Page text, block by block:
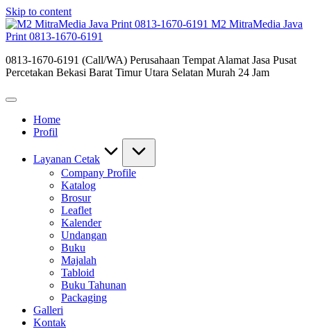
Skip to content
M2 MitraMedia Java
Print 0813-1670-6191
0813-1670-6191 (Call/WA) Perusahaan Tempat Alamat Jasa Pusat
Percetakan Bekasi Barat Timur Utara Selatan Murah 24 Jam
Home
Profil
Layanan Cetak
Company Profile
Katalog
Brosur
Leaflet
Kalender
Undangan
Buku
Majalah
Tabloid
Buku Tahunan
Packaging
Galleri
Kontak